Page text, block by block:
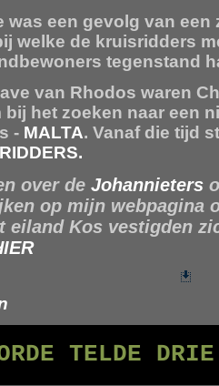
was een gevolg van
welke de kruisridders
tegenstand
van Rhodos waren
bij het zoeken naar een
- MALTA. Vanaf die tijd
over de Johannieters
op mijn webpagina
eiland Kos vestigden
TELDE DRIE